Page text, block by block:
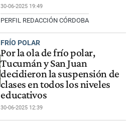
30-06-2025 19:49
PERFIL REDACCIÓN CÓRDOBA
FRÍO POLAR
Por la ola de frío polar,
Tucumán y San Juan
decidieron la suspensión de
clases en todos los niveles
educativos
30-06-2025 12:39